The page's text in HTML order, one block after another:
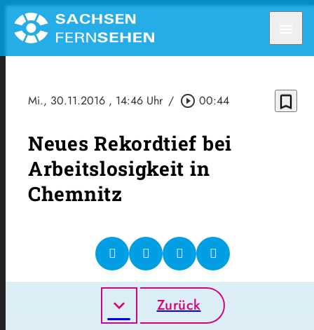
Mi., 30.11.2016 , 14:46 Uhr / play_circle_outline 00:44 bookmark_border
Neues Rekordtief bei
Arbeitslosigkeit in
Chemnitz
Zurück